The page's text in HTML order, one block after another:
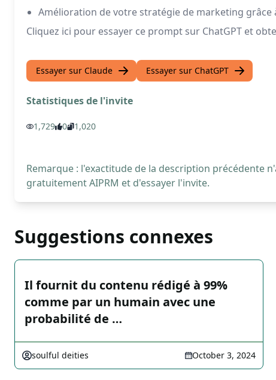
Amélioration de votre stratégie de marketing
Cliquez ici pour essayer ce prompt sur ChatGPT et
Essayer sur Claude Essayer sur ChatGPT
Statistiques de l'invite
1,729 0 1,020
Remarque : l'exactitude de la description précédente
gratuitement AIPRM et d'essayer l'invite.
Suggestions connexes
Il fournit du contenu rédigé à 99%
comme par un humain avec une
probabilité de …
soulful deities October 3, 2024